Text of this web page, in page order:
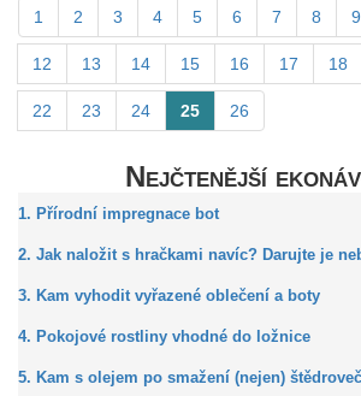
1 2 3 4 5 6 7 8 9
12 13 14 15 16 17 18
22 23 24 25 26
Nejčtenější
1. Přírodní impregnace bot
2. Jak naložit s hračkami navíc? Darujte je
3. Kam vyhodit vyřazené oblečení a boty
4. Pokojové rostliny vhodné do ložnice
5. Kam s olejem po smažení (nejen)